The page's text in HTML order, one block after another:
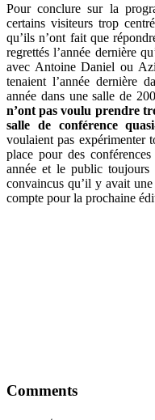
Pour conclure sur la
certains visiteurs trop
qu’ils n’ont fait que
regrettés l’année dernière
avec Antoine Daniel ou
tenaient l’année dernière
année dans une salle de
n’ont pas voulu prendre
salle de conférence
voulaient pas expérimenter
place pour des
année et le public toujours
convaincus qu’il y avait
compte pour la prochaine
Comments